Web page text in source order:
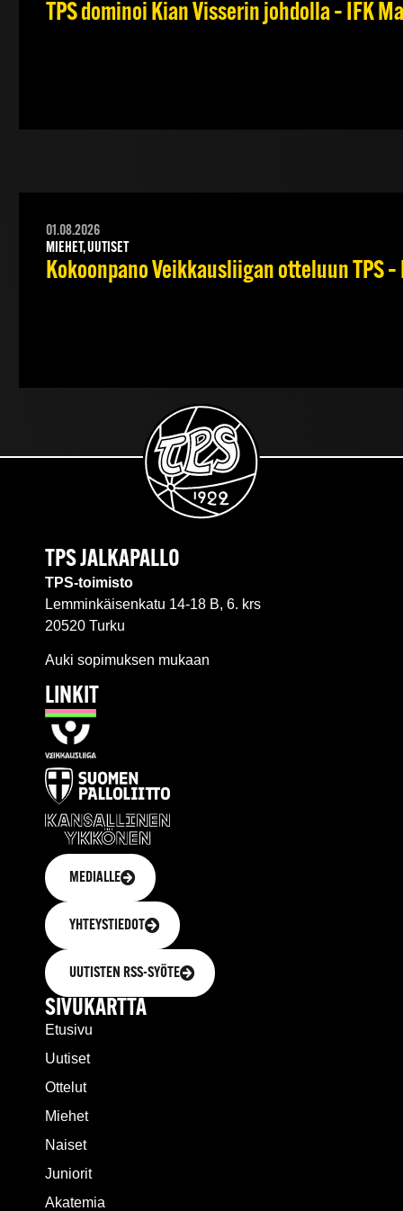
TPS dominoi Kian Visserin johdolla – IFK
01.08.2026
MIEHET, UUTISET
Kokoonpano Veikkausliigan otteluun TPS
TPS JALKAPALLO
TPS-toimisto
Lemminkäisenkatu 14-18 B, 6. krs
20520 Turku
Auki sopimuksen mukaan
LINKIT
MEDIALLE
YHTEYSTIEDOT
UUTISTEN RSS-SYÖTE
SIVUKARTTA
Etusivu
Uutiset
Ottelut
Miehet
Naiset
Juniorit
Akatemia